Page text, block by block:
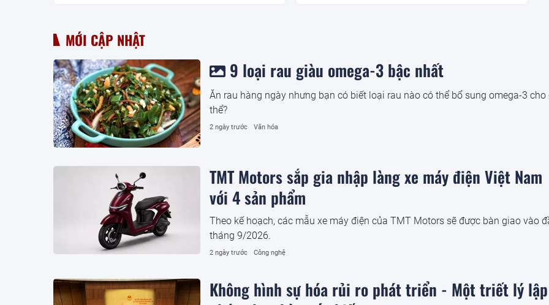
MỚI CẬP NHẬT
9 loại rau giàu omega-3 bậc nhất
Ăn rau hàng ngày nhưng bạn có biết loại rau nào có thể bổ sung omega-3 cho
thể?
2 ngày trước Văn hóa
TMT Motors sắp gia nhập làng xe máy điện Việt Nam
với 4 sản phẩm
Theo kế hoạch, các mẫu xe máy điện của TMT Motors sẽ được bàn giao vào
tháng 9/2026.
2 ngày trước Công nghệ
Không hình sự hóa rủi ro phát triển - Một triết lý lập